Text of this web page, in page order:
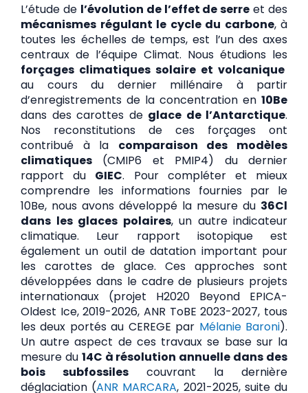
L’étude de l’évolution de l’effet de serre et des
mécanismes régulant le cycle du carbone, à
toutes les échelles de temps, est l’un des axes
centraux de l’équipe Climat. Nous étudions les
forçages climatiques solaire et volcanique
au cours du dernier millénaire à partir
d’enregistrements de la concentration en 10Be
dans des carottes de glace de l’Antarctique.
Nos reconstitutions de ces forçages ont
contribué à la comparaison des modèles
climatiques (CMIP6 et PMIP4) du dernier
rapport du GIEC. Pour compléter et mieux
comprendre les informations fournies par le
10Be, nous avons développé la mesure du 36Cl
dans les glaces polaires, un autre indicateur
climatique. Leur rapport isotopique est
également un outil de datation important pour
les carottes de glace. Ces approches sont
développées dans le cadre de plusieurs projets
internationaux (projet H2020 Beyond EPICA-
Oldest Ice, 2019-2026, ANR ToBE 2023-2027, tous
les deux portés au CEREGE par Mélanie Baroni).
Un autre aspect de ces travaux se base sur la
mesure du 14C à résolution annuelle dans des
bois subfossiles couvrant la dernière
déglaciation (ANR MARCARA, 2021-2025, suite du